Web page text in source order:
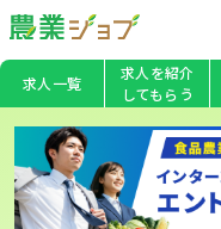
求人一覧
求人を紹介
してもらう